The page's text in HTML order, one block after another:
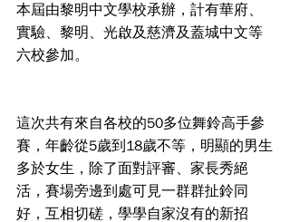
本屆由黎明中文學校承辦，計有華府、
實驗、黎明、光啟及慈濟及蓋城中文等
六校參加。
這次共有來自各校的50多位舞鈴高手參
賽，年齡從5歲到18歲不等，明顯的男生
多於女生，除了面對評審、家長秀絕
活，賽場旁邊到處可見一群群扯鈴同
好，互相切磋，學學自家沒有的新招